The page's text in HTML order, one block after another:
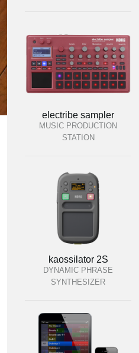
electribe sampler
MUSIC PRODUCTION
STATION
kaossilator 2S
DYNAMIC PHRASE
SYNTHESIZER